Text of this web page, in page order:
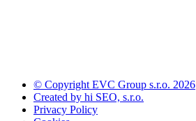
© Copyright EVC Group s.r.o. 2026
Created by hi SEO, s.r.o.
Privacy Policy